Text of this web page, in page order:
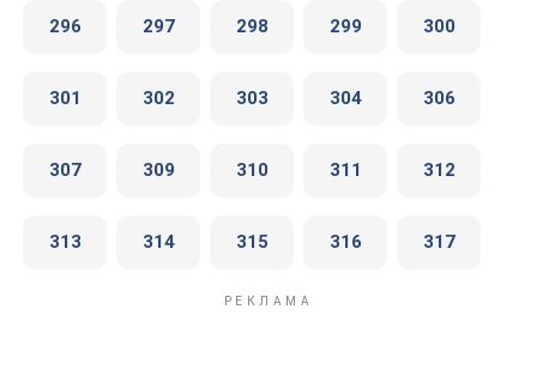
296 297 298 299 300
301 302 303 304 306
307 309 310 311 312
313 314 315 316 317